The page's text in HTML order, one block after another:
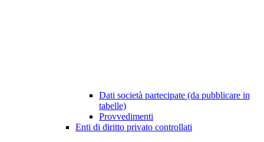
Dati società partecipate (da pubblicare in
tabelle)
Provvedimenti
Enti di diritto privato controllati